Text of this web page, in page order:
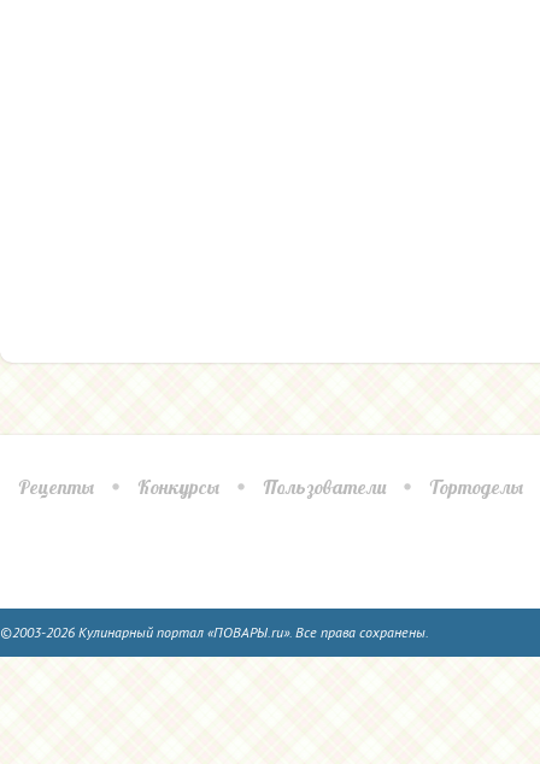
Рецепты Конкурсы Пользователи Тортоделы
©2003-2026 Кулинарный портал «ПОВАРЫ.ru». Все права сохранены.